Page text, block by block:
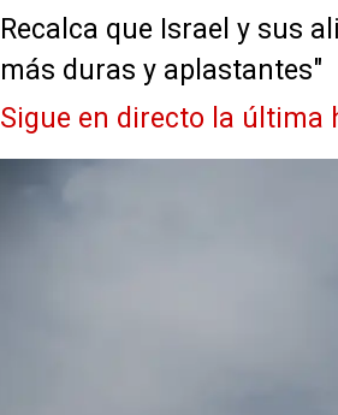
Recalca que Israel y sus
más duras y aplastantes"
Sigue en directo la última